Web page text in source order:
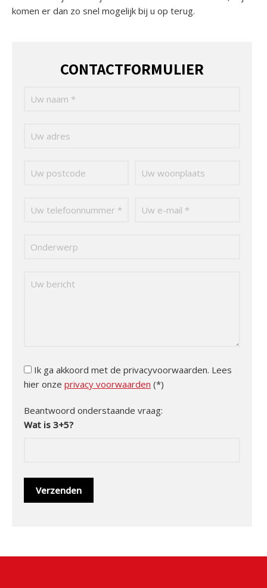
komen er dan zo snel mogelijk bij u op terug.
CONTACTFORMULIER
Ik ga akkoord met de privacyvoorwaarden. Lees
hier onze privacy voorwaarden (*)
Beantwoord onderstaande vraag:
Wat is 3+5?